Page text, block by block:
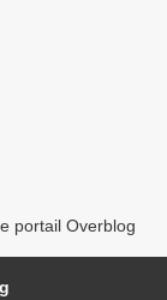
portail Overblog